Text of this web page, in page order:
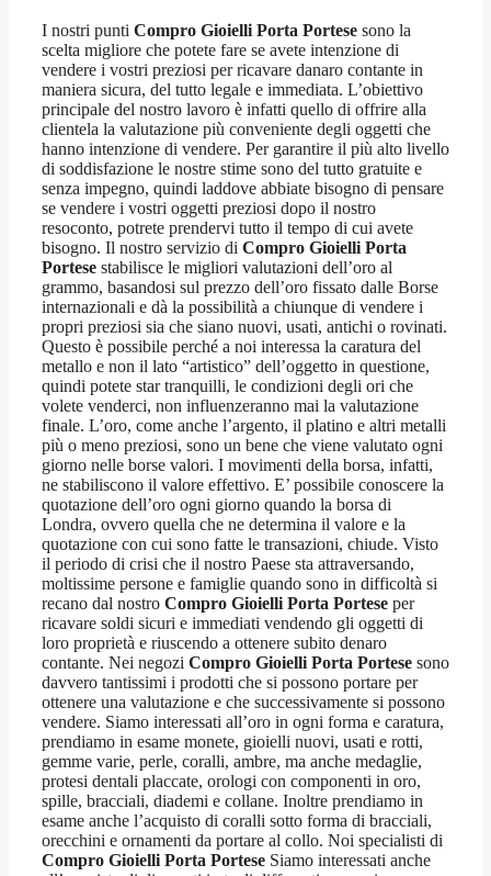
I nostri punti Compro Gioielli Porta Portese sono la
scelta migliore che potete fare se avete intenzione di
vendere i vostri preziosi per ricavare danaro contante in
maniera sicura, del tutto legale e immediata. L’obiettivo
principale del nostro lavoro è infatti quello di offrire alla
clientela la valutazione più conveniente degli oggetti che
hanno intenzione di vendere. Per garantire il più alto livello
di soddisfazione le nostre stime sono del tutto gratuite e
senza impegno, quindi laddove abbiate bisogno di pensare
se vendere i vostri oggetti preziosi dopo il nostro
resoconto, potrete prendervi tutto il tempo di cui avete
bisogno. Il nostro servizio di Compro Gioielli Porta
Portese stabilisce le migliori valutazioni dell’oro al
grammo, basandosi sul prezzo dell’oro fissato dalle Borse
internazionali e dà la possibilità a chiunque di vendere i
propri preziosi sia che siano nuovi, usati, antichi o rovinati.
Questo è possibile perché a noi interessa la caratura del
metallo e non il lato “artistico” dell’oggetto in questione,
quindi potete star tranquilli, le condizioni degli ori che
volete venderci, non influenzeranno mai la valutazione
finale. L’oro, come anche l’argento, il platino e altri metalli
più o meno preziosi, sono un bene che viene valutato ogni
giorno nelle borse valori. I movimenti della borsa, infatti,
ne stabiliscono il valore effettivo. E’ possibile conoscere la
quotazione dell’oro ogni giorno quando la borsa di
Londra, ovvero quella che ne determina il valore e la
quotazione con cui sono fatte le transazioni, chiude. Visto
il periodo di crisi che il nostro Paese sta attraversando,
moltissime persone e famiglie quando sono in difficoltà si
recano dal nostro Compro Gioielli Porta Portese per
ricavare soldi sicuri e immediati vendendo gli oggetti di
loro proprietà e riuscendo a ottenere subito denaro
contante. Nei negozi Compro Gioielli Porta Portese sono
davvero tantissimi i prodotti che si possono portare per
ottenere una valutazione e che successivamente si possono
vendere. Siamo interessati all’oro in ogni forma e caratura,
prendiamo in esame monete, gioielli nuovi, usati e rotti,
gemme varie, perle, coralli, ambre, ma anche medaglie,
protesi dentali placcate, orologi con componenti in oro,
spille, bracciali, diademi e collane. Inoltre prendiamo in
esame anche l’acquisto di coralli sotto forma di bracciali,
orecchini e ornamenti da portare al collo. Noi specialisti di
Compro Gioielli Porta Portese Siamo interessati anche